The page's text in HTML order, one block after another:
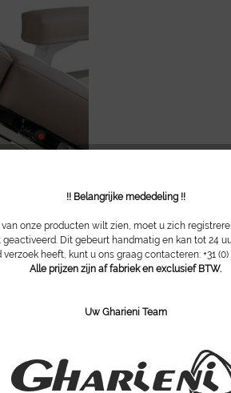
!! Belangrijke mededeling !!
onze producten wilt zien, moet u zich
Dit gebeurt handmatig en kan tot 24
verzoek heeft, kunt u ons graag contacteren: +31 (0)
Alle prijzen zijn af fabriek en exclusief BTW.
Uw Gharieni Team